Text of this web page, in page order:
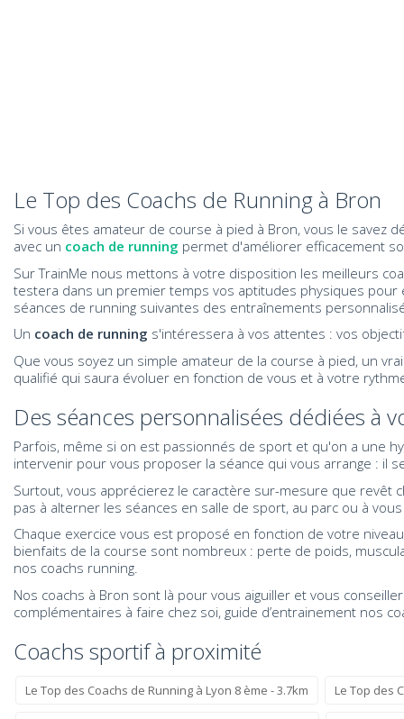
Le Top des Coachs de Running à Bron
Si vous êtes amateur de course à pied à Bron, vous le savez
avec un coach de running permet d'améliorer efficacement
Sur TrainMe nous mettons à votre disposition les meilleurs
testera dans un premier temps vos aptitudes physiques
séances de running suivantes des entraînements
Un coach de running s'intéressera à vos attentes : vos
Que vous soyez un simple amateur de la course à pied, un
qualifié qui saura évoluer en fonction de vous et à votre
Des séances personnalisées dédiées à
Parfois, même si on est passionnés de sport et qu'on a une
intervenir pour vous proposer la séance qui vous arrange : il
Surtout, vous apprécierez le caractère sur-mesure que revêt
pas à alterner les séances en salle de sport, au parc ou à
Chaque exercice vous est proposé en fonction de votre
bienfaits de la course sont nombreux : perte de poids,
nos coachs running.
Nos coachs à Bron sont là pour vous aiguiller et vous
complémentaires à faire chez soi, guide d’entrainement nos
Coachs sportif à proximité
Le Top des Coachs de Running à Lyon 8 ème - 3.7km Le Top des